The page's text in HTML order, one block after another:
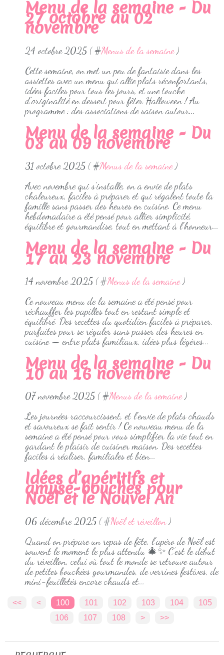
Menu de la semaine - Du
27 octobre au 02
novembre
24 octobre 2025 ( #Menus de la semaine)
Cette semaine, on met un peu de fantaisie dans les
assiettes avec un menu qui allie plats réconfortants,
idées faciles pour tous les jours, et une touche
d’originalité en dessert pour fêter Halloween ! Au
programme : des associations de saison autour...
Menu de la semaine - Du
03 au 09 novembre
31 octobre 2025 ( #Menus de la semaine)
Avec novembre qui s’installe, on a envie de plats
chaleureux, faciles à préparer et qui régalent toute la
famille sans passer des heures en cuisine. Ce menu
hebdomadaire a été pensé pour allier simplicité,
équilibre et gourmandise, tout en mettant à l’honneur...
Menu de la semaine - Du
17 au 23 novembre
14 novembre 2025 ( #Menus de la semaine)
Ce nouveau menu de la semaine a été pensé pour
réchauffer les papilles tout en restant simple et
équilibré. Des recettes du quotidien faciles à préparer,
parfaites pour se régaler sans passer des heures en
cuisine — entre plats familiaux, idées plus légères...
Menu de la semaine - Du
10 au 16 novembre
07 novembre 2025 ( #Menus de la semaine)
Les journées raccourcissent, et l’envie de plats chauds
et savoureux se fait sentir ! Ce nouveau menu de la
semaine a été pensé pour vous simplifier la vie tout en
gardant le plaisir de cuisiner maison. Des recettes
faciles à réaliser, familiales et bien...
Idées d’apéritifs et
amuse-bouches pour
Noël et le Nouvel An
06 décembre 2025 ( #Noël et réveillon)
Quand on prépare un repas de fête, l’apéro de Noël est
souvent le moment le plus attendu 🎄✨ C’est le début
du réveillon, celui où tout le monde se retrouve autour
de petites bouchées gourmandes, de verrines festives, de
mini-feuilletés encore chauds et...
<< < 100 101 102 103 104
105
106
107 108 > >>